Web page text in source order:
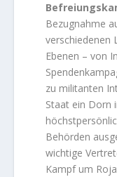
Bezugnahme
verschiedenen
Ebenen – von
zu militanten
Staat ein Dorn
Behörden
wichtige
Kampf um